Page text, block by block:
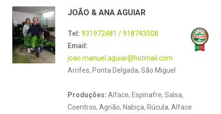
JOÃO & ANA AGUIAR
Tel: 931972481 / 918743508
Email:
joao.manuel.aguiar@hotmail.com
Arrifes, Ponta Delgada, São Miguel
Produções: Alface, Espinafre, Salsa,
Coentros, Agrião, Nabiça, Rúcula, Alface